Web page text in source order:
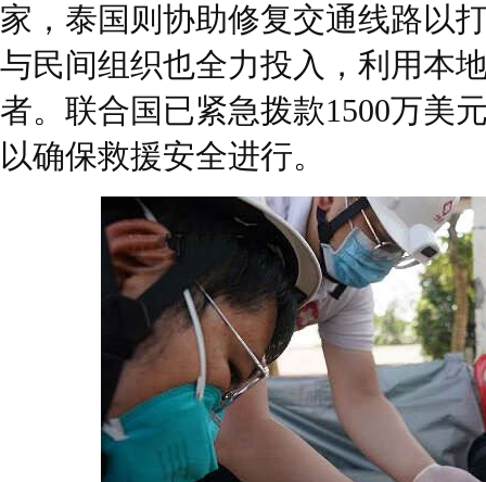
家，泰国则协助修复交通线路以
与民间组织也全力投入，利用本
者。联合国已紧急拨款1500万美
以确保救援安全进行。